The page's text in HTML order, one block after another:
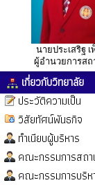
นายประเสริฐ
ผู้อำนวยการส
เกี่ยวกับวิทยาลัย
ประวัติความเป็น
วิสัยทัศน์พันธกิจ
ทำเนียบผู้บริหาร
คณะกรรมการสถ
คณะกรรมการบริ